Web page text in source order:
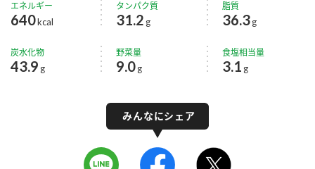
エネルギー
640kcal
タンパク質
31.2 g
脂質
36.3 g
炭水化物
43.9 g
野菜量
9.0g
食塩相当量
3.1 g